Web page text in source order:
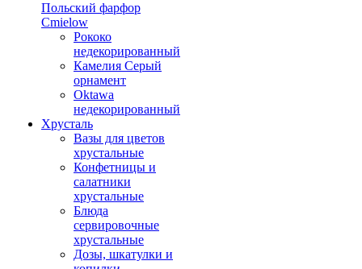
Польский фарфор
Сmielow
Рококо
недекорированный
Камелия Серый
орнамент
Oktawa
недекорированный
Хрусталь
Вазы для цветов
хрустальные
Конфетницы и
салатники
хрустальные
Блюда
сервировочные
хрустальные
Дозы, шкатулки и